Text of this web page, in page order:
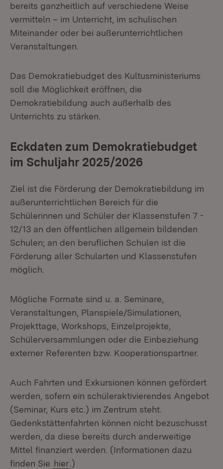
bereits ganzheitlich auf verschiedene Weise
vermitteln – im Unterricht, im schulischen
Miteinander oder bei außerunterrichtlichen
Veranstaltungen.
Das Demokratiebudget des Kultusministeriums
soll die Möglichkeit eröffnen, die
Demokratiebildung auch außerhalb des
Unterrichts zu stärken.
Eckdaten zum Demokratiebudget
im Schuljahr 2025/2026
Ziel ist die Förderung der Demokratiebildung im
außerunterrichtlichen Bereich für die
Schülerinnen und Schüler der Klassenstufen 7 -
12/13 an den öffentlichen allgemein bildenden
Schulen; an den beruflichen Schulen ist die
Förderung aller Schularten und Klassenstufen
möglich.
Mögliche Formate sind u. a. Seminare,
Veranstaltungen, Planspiele/Simulationen,
Projekttage, Workshops, Einzelprojekte,
Schülerversammlungen oder die Einbeziehung
externer Referenten bzw. Kooperationspartner.
Auch Fahrten und Exkursionen können gefördert
werden, sofern ein schüleraktivierendes Angebot
(Seminar, Kurs etc.) im Zentrum steht.
Gedenkstättenfahrten können nicht bezuschusst
werden, da diese bereits durch anderweitige
Mittel finanziert werden. (Informationen dazu
finden Sie hier .)